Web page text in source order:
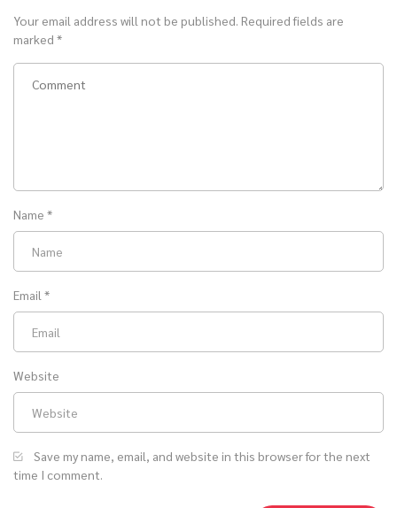
Your email address will not be published. Required fields are
marked *
Name *
Email *
Website
Save my name, email, and website in this browser for the next
time I comment.